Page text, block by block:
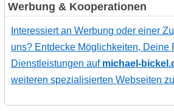
Werbung & Kooperationen
Interessiert an Werbung oder einer
uns? Entdecke Möglichkeiten, Deine
Dienstleistungen auf michael-
weiteren spezialisierten Webseiten